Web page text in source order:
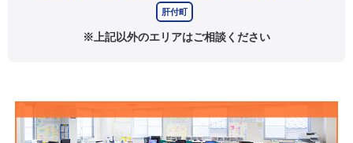
肝付町
※上記以外のエリアはご相談ください